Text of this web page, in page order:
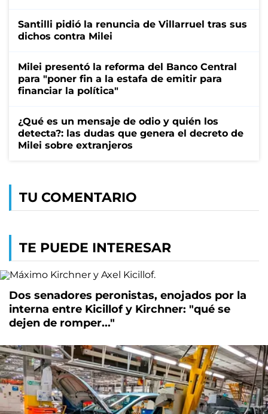
Santilli pidió la renuncia de Villarruel tras sus
dichos contra Milei
Milei presentó la reforma del Banco Central
para "poner fin a la estafa de emitir para
financiar la política"
¿Qué es un mensaje de odio y quién los
detecta?: las dudas que genera el decreto de
Milei sobre extranjeros
TU COMENTARIO
TE PUEDE INTERESAR
Dos senadores peronistas, enojados por la
interna entre Kicillof y Kirchner: "qué se
dejen de romper..."